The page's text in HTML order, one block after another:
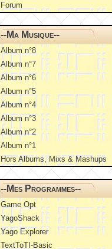
Forum
--Ma Musique--
Album n°8
Album n°7
Album n°6
Album n°5
Album n°4
Album n°3
Album n°2
Album n°1
Hors Albums, Mixs & Mashups
--Mes Programmes--
Game Opt
YagoShack
Yago Explorer
TextToTI-Basic